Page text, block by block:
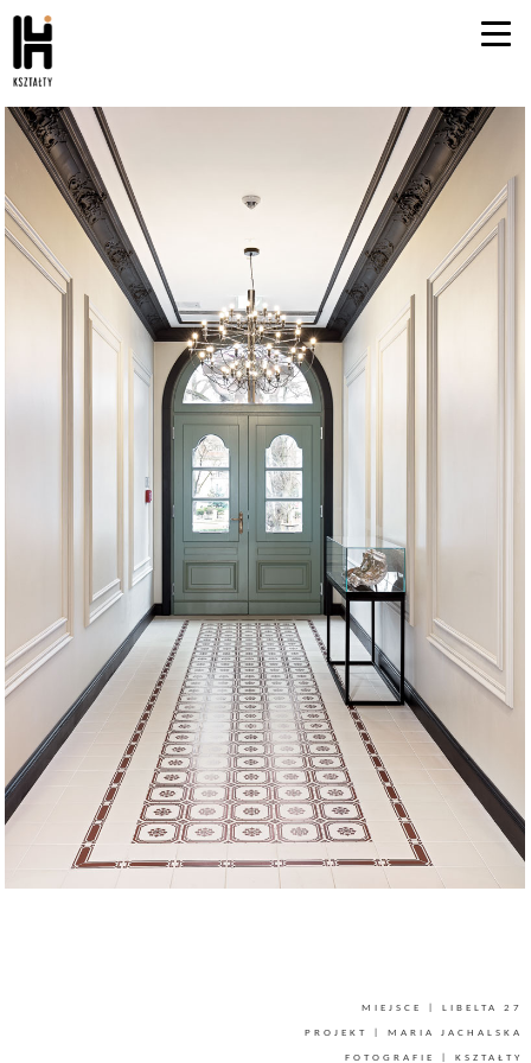
MIEJSCE | LIBELTA 27
PROJEKT | MARIA JACHALSKA
FOTOGRAFIE | KSZTAŁTY